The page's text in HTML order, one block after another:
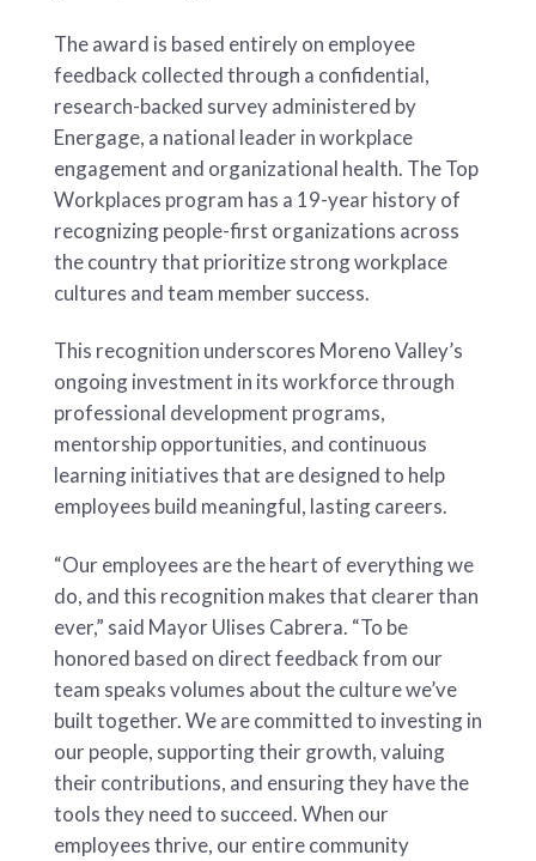
The award is based entirely on employee
feedback collected through a confidential,
research-backed survey administered by
Energage, a national leader in workplace
engagement and organizational health. The Top
Workplaces program has a 19-year history of
recognizing people-first organizations across
the country that prioritize strong workplace
cultures and team member success.
This recognition underscores Moreno Valley’s
ongoing investment in its workforce through
professional development programs,
mentorship opportunities, and continuous
learning initiatives that are designed to help
employees build meaningful, lasting careers.
“Our employees are the heart of everything we
do, and this recognition makes that clearer than
ever,” said Mayor Ulises Cabrera. “To be
honored based on direct feedback from our
team speaks volumes about the culture we’ve
built together. We are committed to investing in
our people, supporting their growth, valuing
their contributions, and ensuring they have the
tools they need to succeed. When our
employees thrive, our entire community